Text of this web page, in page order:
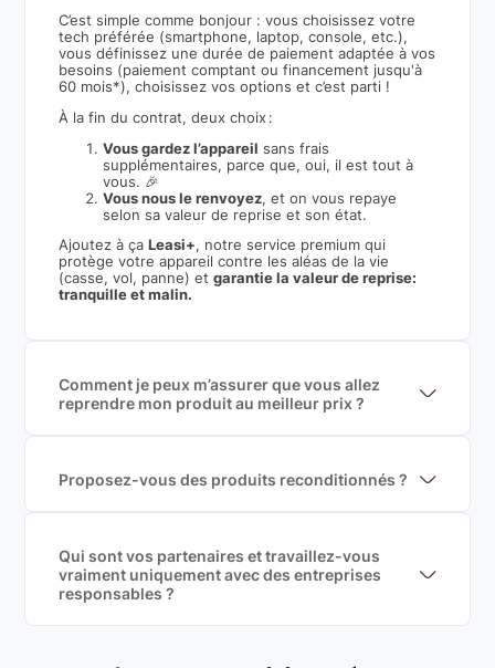
C’est simple comme bonjour : vous choisissez votre
tech préférée (smartphone, laptop, console, etc.),
vous définissez une durée de paiement adaptée à vos
besoins (paiement comptant ou financement jusqu'à
60 mois*), choisissez vos options et c’est parti !
À la fin du contrat, deux choix :
Vous gardez l’appareil sans frais
supplémentaires, parce que, oui, il est tout à
vous. 🎉
Vous nous le renvoyez, et on vous repaye
selon sa valeur de reprise et son état.
Ajoutez à ça Leasi+, notre service premium qui
protège votre appareil contre les aléas de la vie
(casse, vol, panne) etgarantie la valeur de reprise:
tranquille et malin.
Comment je peux m’assurer que vous allez
reprendre mon produit au meilleur prix ?
garantir le meilleur prix de rachat. De plus, nous
sommes rémunéré à la commission sur la valeur de
Proposez-vous des produits reconditionnés ?
produits officiels de grandes marques et du
reconditionné de haute qualité
Qui sont vos partenaires et travaillez-vous
vraiment uniquement avec des entreprises
responsables ?